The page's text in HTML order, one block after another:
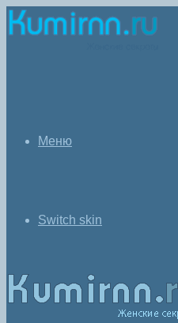
Меню
Switch skin